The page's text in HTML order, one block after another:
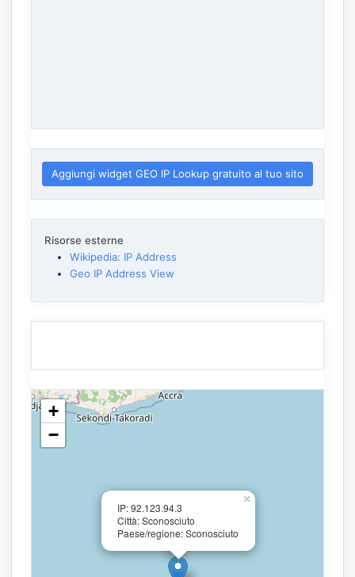
Aggiungi widget GEO IP Lookup gratuito al tuo sito
Risorse esterne
Wikipedia: IP Address
Geo IP Address View
IP: 92.123.94.3
Città: Sconosciuto
Paese/regione: Sconosciuto
×
+
−